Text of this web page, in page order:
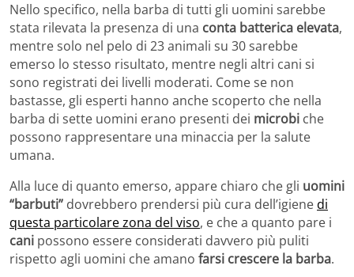
Nello specifico, nella barba di tutti gli uomini sarebbe
stata rilevata la presenza di una conta batterica elevata,
mentre solo nel pelo di 23 animali su 30 sarebbe
emerso lo stesso risultato, mentre negli altri cani si
sono registrati dei livelli moderati. Come se non
bastasse, gli esperti hanno anche scoperto che nella
barba di sette uomini erano presenti dei microbi che
possono rappresentare una minaccia per la salute
umana.
Alla luce di quanto emerso, appare chiaro che gli uomini
“barbuti” dovrebbero prendersi più cura dell’igienedi
questa particolare zona del viso, e che a quanto pare i
cani possono essere considerati davvero più puliti
rispetto agli uomini che amano farsi crescere la barba.